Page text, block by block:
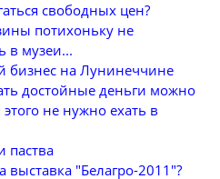
свободных цен?
потихоньку не
в музеи...
бизнес на Лунинеччине
достойные деньги можно
не нужно ехать в
паства
выставка "Белагро-2011"?